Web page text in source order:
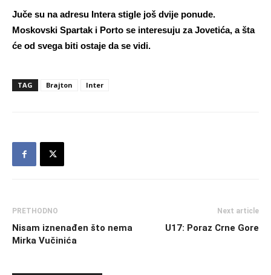
Juče su na adresu Intera stigle još dvije ponude.
Moskovski Spartak i Porto se interesuju za Jovetića, a šta
će od svega biti ostaje da se vidi.
TAG Brajton Inter
PRETHODNO
Nisam iznenađen što nema
Mirka Vučinića
Next article
U17: Poraz Crne Gore